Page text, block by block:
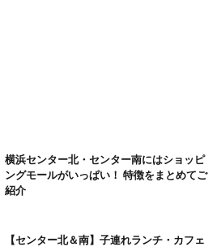
横浜センター北・センター南にはショッピ
ングモールがいっぱい！ 特徴をまとめてご
紹介
【センター北＆南】子連れランチ・カフェ